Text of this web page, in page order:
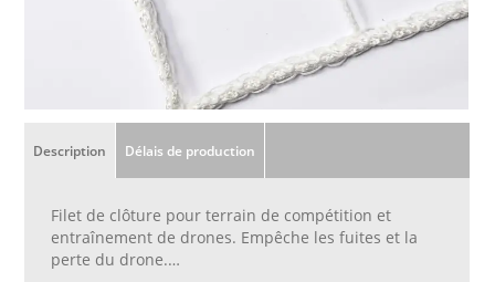
Description Délais de production
Filet de clôture pour terrain de compétition et
entraînement de drones. Empêche les fuites et la
perte du drone.